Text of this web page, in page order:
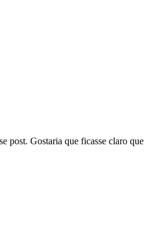
post. Gostaria que ficasse claro que